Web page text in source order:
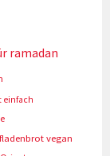
ramadan
einfach
fladenbrot vegan